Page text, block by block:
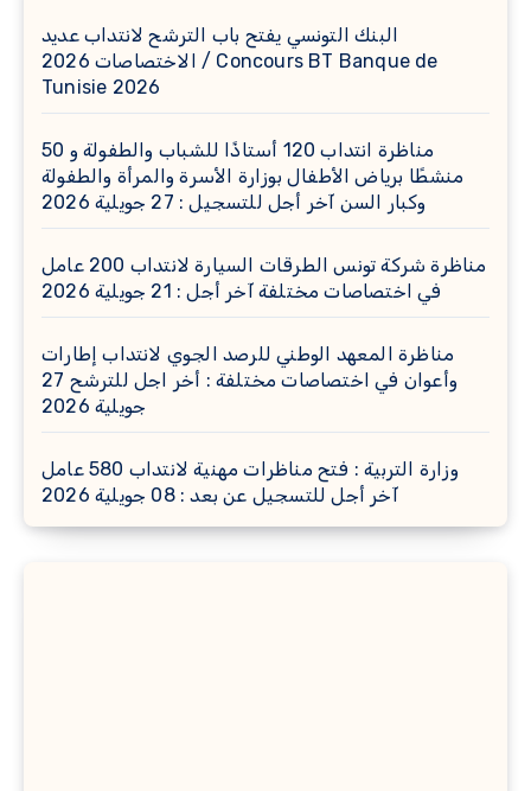
البنك التونسي يفتح باب الترشح لانتداب عديد
الاختصاصات 2026 / Concours BT Banque de
Tunisie 2026
مناظرة انتداب 120 أستاذًا للشباب والطفولة و 50
منشطًا برياض الأطفال بوزارة الأسرة والمرأة والطفولة
وكبار السن آخر أجل للتسجيل : 27 جويلية 2026
مناظرة شركة تونس الطرقات السيارة لانتداب 200 عامل
في اختصاصات مختلفة آخر أجل : 21 جويلية 2026
مناظرة المعهد الوطني للرصد الجوي لانتداب إطارات
وأعوان في اختصاصات مختلفة : أخر اجل للترشح 27
جويلية 2026
وزارة التربية : فتح مناظرات مهنية لانتداب 580 عامل
آخر أجل للتسجيل عن بعد : 08 جويلية 2026